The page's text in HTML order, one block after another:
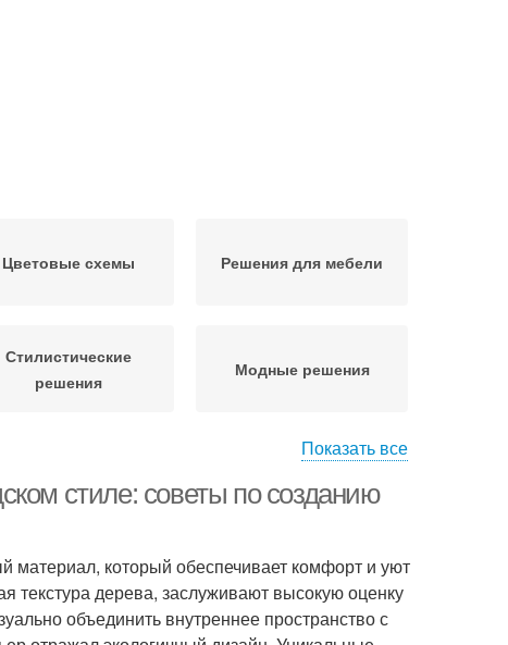
Цветовые схемы Решения для мебели
Стилистические
решения
Модные решения
Показать все
стиле: советы по созданию
материал, который обеспечивает комфорт и уют
текстура дерева, заслуживают высокую оценку
объединить внутреннее пространство с